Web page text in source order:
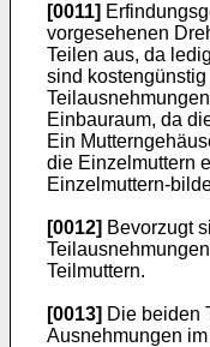
[0011]
vorgesehenen
Teilen aus, da
sind
Einbauraum, da
Ein
die Einzelmuttern
Einzelmuttern-
[0012] Bevorzugt
Teilmuttern.
[0013] Die beiden
Ausnehmungen